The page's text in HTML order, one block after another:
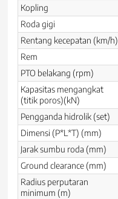
Kopling
Roda gigi
Rentang kecepatan (km/h)
Rem
PTO belakang (rpm)
Kapasitas mengangkat
(titik poros)(kN)
Pengganda hidrolik (set)
Dimensi (P*L*T) (mm)
Jarak sumbu roda (mm)
Ground clearance (mm)
Radius perputaran
minimum (m)